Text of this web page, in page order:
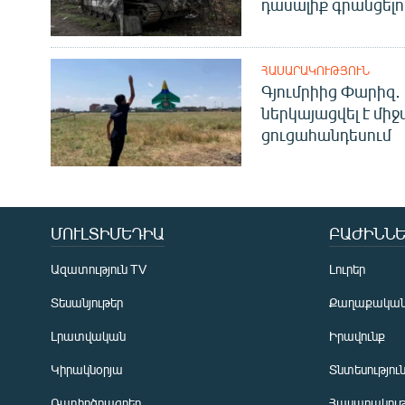
դասալիք
ՀԱՍԱՐԱԿՈՒԹՅՈՒՆ
Գյումրիից
ներկայացվել է
ցուցահանդեսում
ՄՈՒԼՏԻՄԵԴԻԱ
Ազատություն TV
Տեսանյութեր
Լրատվական
Կիրակնօրյա
Լուրեր
Իրավունք
Տնտեսություն